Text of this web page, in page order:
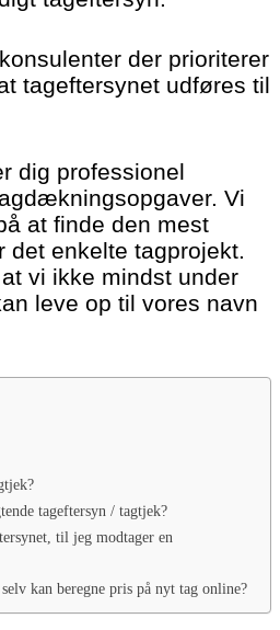
der prioriterer
tageftersynet udføres til
dig professionel
Vi
at finde den mest
det enkelte tagprojekt.
vi ikke mindst under
leve op til vores navn
tageftersyn / tagtjek?
til jeg modtager en
kan beregne pris på nyt tag online?